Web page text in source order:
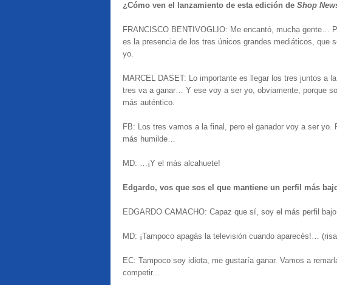
¿Cómo ven el lanzamiento de esta edición de Shop
FRANCISCO BENTIVOGLIO: Me encantó, mucha gente…
es la presencia de los tres únicos grandes mediáticos, que
yo.
MARCEL DASET: Lo importante es llegar los tres juntos a
tres va a ganar… Y ese voy a ser yo, obviamente, porque
más auténtico.
FB: Los tres vamos a la final, pero el ganador voy a ser yo.
más humilde…
MD: …¡Y el más alcahuete!
Edgardo, vos que sos el que mantiene un perfil más
EDGARDO CAMACHO: Capaz que sí, soy el más perfil
MD: ¡Tampoco apagás la televisión cuando aparecés!…
EC: Tampoco soy idiota, me gustaría ganar. Vamos a
competir...